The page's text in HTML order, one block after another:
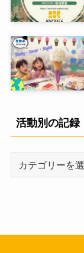
活動別の記録
録